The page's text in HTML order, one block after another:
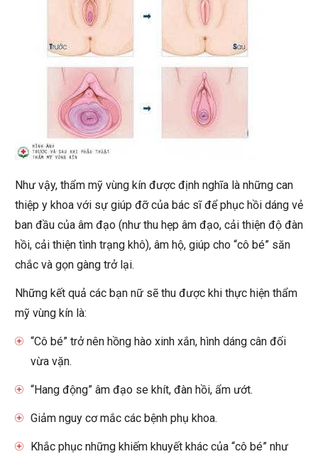
Như vậy, thẩm mỹ vùng kín được định nghĩa là những can
thiệp y khoa với sự giúp đỡ của bác sĩ để phục hồi dáng vẻ
ban đầu của âm đạo (như thu hẹp âm đạo, cải thiện độ đàn
hồi, cải thiện tình trạng khô), âm hộ, giúp cho “cô bé” săn
chắc và gọn gàng trở lại.
Những kết quả các bạn nữ sẽ thu được khi thực hiện thẩm
mỹ vùng kín là:
“Cô bé” trở nên hồng hào xinh xắn, hình dáng cân đối
vừa vặn.
“Hang động” âm đạo se khít, đàn hồi, ẩm ướt.
Giảm nguy cơ mắc các bệnh phụ khoa.
Khắc phục những khiếm khuyết khác của “cô bé” như